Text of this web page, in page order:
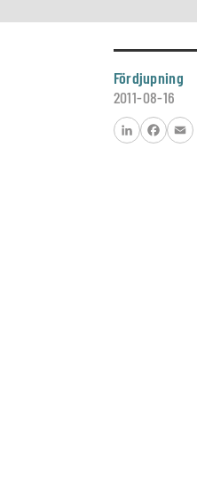
Fördjupning
2011-08-16
FacebookEmail